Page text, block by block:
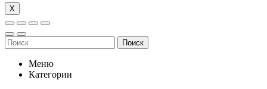
Х
Поиск
Меню
Категории